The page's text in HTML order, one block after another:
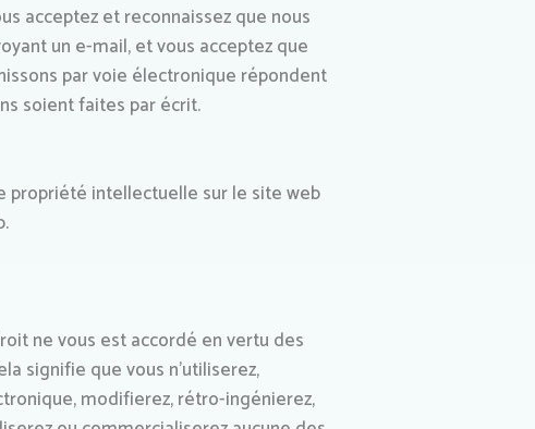
acceptez et reconnaissez que nous
un e-mail, et vous acceptez que
par voie électronique répondent
soient faites par écrit.
propriété intellectuelle sur le site web
ne vous est accordé en vertu des
signifie que vous n’utiliserez,
modifierez, rétro-ingénierez,